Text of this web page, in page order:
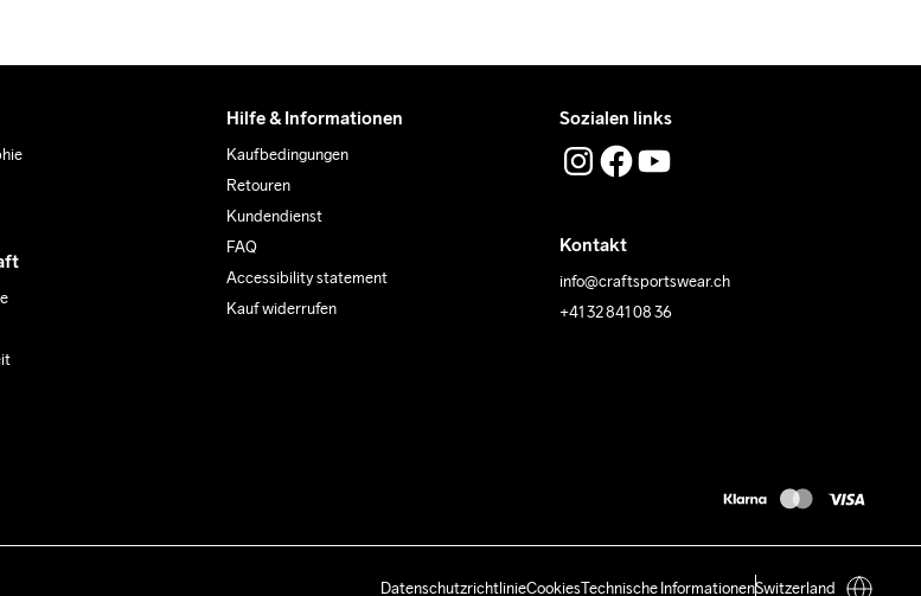
Hilfe & Informationen
Kaufbedingungen
Retouren
Kundendienst
FAQ
Accessibility statement
Kauf widerrufen
Sozialen links
Kontakt
info@craftsportswear.ch
+41 32 841 08 36
DatenschutzrichtlinieCookiesTechnische InformationenSwitzerland